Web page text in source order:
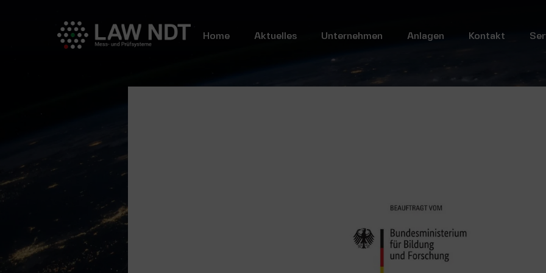
Home Aktuelles Unternehmen Anlagen Kontakt